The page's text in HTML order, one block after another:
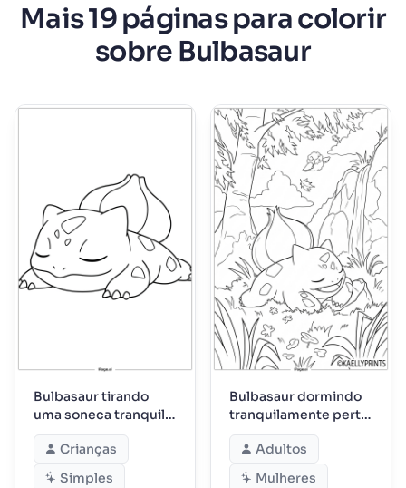
Mais 19 páginas para colorir
sobre Bulbasaur
Bulbasaur tirando
uma soneca tranquila
à tarde
Crianças
Simples
Bulbasaur dormindo
tranquilamente perto
da cachoeira
Adultos
Mulheres